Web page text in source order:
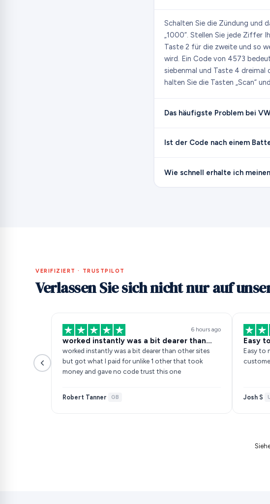
Schalten Sie die Zündung und
„1000“. Stellen Sie jede Ziffer
Taste 2 für die zweite und so
wird. Ein Code von 4573
siebenmal und Taste 4 dreimal
halten Sie die Tasten „Scan“
Das häufigste Problem bei
Ist der Code nach einem
Wie schnell erhalte ich
VERIFIZIERT · TRUSTPILOT
Verlassen Sie sich nicht nur auf
6 hours ago
worked instantly was a bit dearer than…
worked instantly was a bit dearer than other sites
but got what I paid for unlike 1 other that took
money and gave no code trust this one
Robert Tanner· GB
Easy
Easy to
Josh S·